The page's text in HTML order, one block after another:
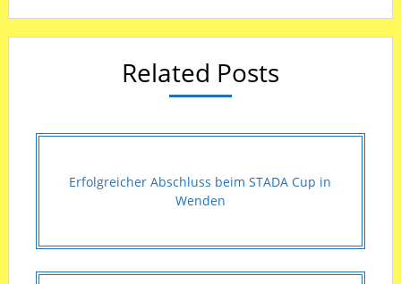
Related Posts
Erfolgreicher Abschluss beim STADA Cup in
Wenden